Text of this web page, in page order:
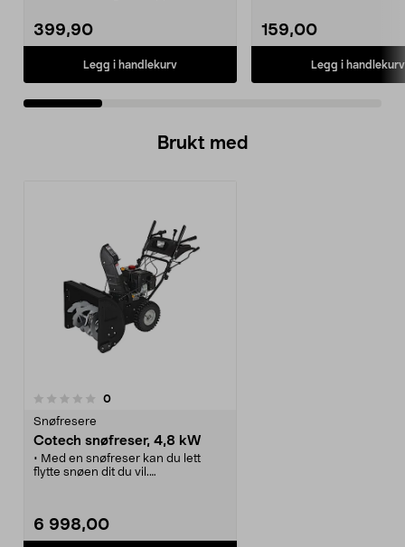
399,90
Legg i handlekurv
159,00
Legg i handlekurv
Brukt med
0anmeldelser
Snøfresere
Cotech snøfreser, 4,8 kW
• Med en snøfreser kan du lett
flytte snøen dit du vil.
hjulene - gode kjøreegenskaper.
• Bensindrevet 4-taktsmotor med
6 998,00